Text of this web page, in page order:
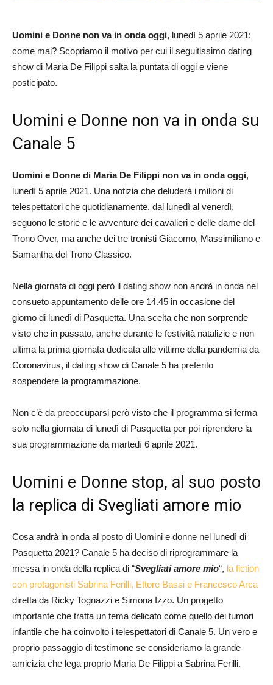
Uomini e Donne non va in onda oggi, lunedì 5 aprile 2021:
come mai? Scopriamo il motivo per cui il seguitissimo dating
show di Maria De Filippi salta la puntata di oggi e viene
posticipato.
Uomini e Donne non va in onda su
Canale 5
Uomini e Donne di Maria De Filippi non va in onda oggi,
lunedì 5 aprile 2021. Una notizia che deluderà i milioni di
telespettatori che quotidianamente, dal lunedì al venerdì,
seguono le storie e le avventure dei cavalieri e delle dame del
Trono Over, ma anche dei tre tronisti Giacomo, Massimiliano e
Samantha del Trono Classico.
Nella giornata di oggi però il dating show non andrà in onda nel
consueto appuntamento delle ore 14.45 in occasione del
giorno di lunedì di Pasquetta. Una scelta che non sorprende
visto che in passato, anche durante le festività natalizie e non
ultima la prima giornata dedicata alle vittime della pandemia da
Coronavirus, il dating show di Canale 5 ha preferito
sospendere la programmazione.
Non c’è da preoccuparsi però visto che il programma si ferma
solo nella giornata di lunedì di Pasquetta per poi riprendere la
sua programmazione da martedì 6 aprile 2021.
Uomini e Donne stop, al suo posto
la replica di Svegliati amore mio
Cosa andrà in onda al posto di Uomini e donne nel lunedì di
Pasquetta 2021? Canale 5 ha deciso di riprogrammare la
messa in onda della replica di “Svegliati amore mio“, la fiction
con protagonisti Sabrina Ferilli, Ettore Bassi e Francesco Arca
diretta da Ricky Tognazzi e Simona Izzo. Un progetto
importante che tratta un tema delicato come quello dei tumori
infantile che ha coinvolto i telespettatori di Canale 5. Un vero e
proprio passaggio di testimone se consideriamo la grande
amicizia che lega proprio Maria De Filippi a Sabrina Ferilli.